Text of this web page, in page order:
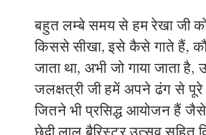
बहुत लम्बे समय से हम रेखा जी
किससे सीखा, इसे कैसे गाते हैं,
जाता था, अभी जो गाया जाता
जलक्षत्री जी हमें अपने ढंग से पूरे
जितने भी प्रसिद्ध आयोजन हैं